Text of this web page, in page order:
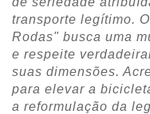
transporte legítimo.
Rodas" busca uma
e respeite
suas dimensões.
para elevar a
a reformulação da